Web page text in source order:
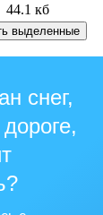
44.1 кб
выделенные
снег,